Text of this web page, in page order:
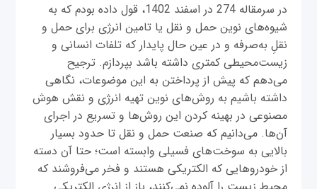
در سرمقاله 274 در اسفند 1402، قول داده بودم که به
شیوه‌های نوین حمل و نقل یا تامین انرژی برای حمل و
نقلِ به‌صرفه و در عین حال پایدار که تلفات انسانی و
زیست‌محیطی کمتری داشته باشد بپردازم. ترجیح
می‌دهم که پیش از پرداختن به این موضوعات، نگاهی
داشته باشیم به روش‌های نوین تهیه انرژی و نقش هوش
مصنوعی در بهینه کردن این روش‌ها و تسریع در اجرای
آن‌ها. می‌دانیم که صنعت حمل و نقل تا حدود بسیار
بالایی به سوخت‌های فسیلی وابسته است؛ حتا آن دسته
از خودروهایی که الکتریکی هستند و فخر می‌فروشند که